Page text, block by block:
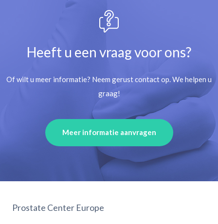
Heeft u een vraag voor ons?
Of wilt u meer informatie? Neem gerust contact op. We helpen u
graag!
Meer informatie aanvragen
Prostate Center Europe